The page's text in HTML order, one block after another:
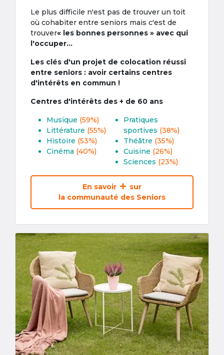
Le plus difficile n'est pas de trouver un toit
où cohabiter entre seniors mais c'est de
trouver« les bonnes personnes » avec qui
l'occuper...
Les clés d'un projet de colocation réussi
entre seniors : avoir certains centres
d'intérêts en commun !
Centres d'intérêts des + de 60 ans
Musique (59%)
Littérature (55%)
Histoire (53%)
Cinéma (40%)
Pratiques
sportives (38%)
Théâtre (35%)
Cuisine (26%)
Sciences (23%)
En savoir
sur
la communauté des Seniors